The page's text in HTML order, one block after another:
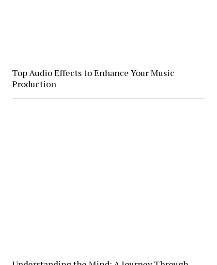
Top Audio Effects to Enhance Your Music
Production